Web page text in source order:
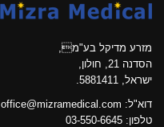
מזרע מדיקל בע"מ,
הסדנה 21, חולון,
ישראל, 5881411.
דוא"ל: office@mizramedical.com
טלפון: 03-550-6645